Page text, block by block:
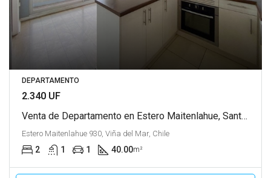
DEPARTAMENTO
2.340 UF
Venta de Departamento en Estero Maitenlahue, Santiago
Estero Maitenlahue 930, Viña del Mar, Chile
2 1 1 40.00m²